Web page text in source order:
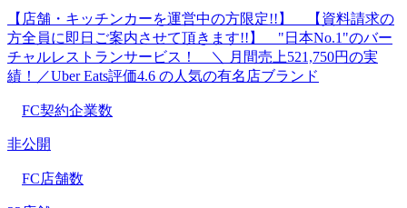
【店舗・キッチンカーを運営中の方限定!!】 【資料請求の
方全員に即日ご案内させて頂きます!!】 "日本No.1"のバー
チャルレストランサービス！ ＼ 月間売上521,750円の実
績！／Uber Eats評価4.6 の人気の有名店ブランド
FC契約企業数
非公開
FC店舗数